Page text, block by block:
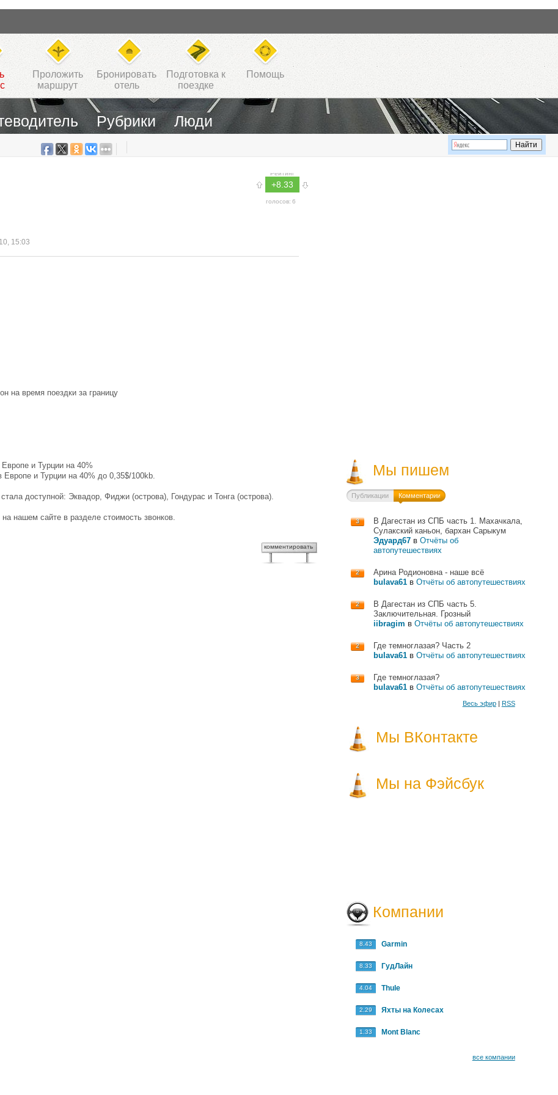
Проложить
маршрут
Бронировать
отель
Подготовка к
поездке
Помощь
Рубрики Люди
Рейтинг
+8.33
голосов: 6
15:03
на время поездки за границу
и Турции на 40%
и Турции на 40% до 0,35$/100kb.
доступной: Эквадор, Фиджи (острова), Гондурас и Тонга (острова).
нашем сайте в разделе стоимость звонков.
комментировать
Мы пишем
Публикации Комментарии
3
В Дагестан из СПБ часть 1. Махачкала,
Сулакский каньон, бархан Сарыкум
Эдуард67в Отчёты об
автопутешествиях
2
Арина Родионовна - наше всё
bulava61в Отчёты об автопутешествиях
2
В Дагестан из СПБ часть 5.
Заключительная. Грозный
iibragim в Отчёты об автопутешествиях
2
Где темноглазая? Часть 2
bulava61в Отчёты об автопутешествиях
3
Где темноглазая?
bulava61в Отчёты об автопутешествиях
Весь эфир| RSS
Мы ВКонтакте
Мы на Фэйсбук
Компании
8.43 Garmin
8.33 ГудЛайн
4.04 Thule
2.29 Яхты на Колесах
1.33 Mont Blanc
все компании